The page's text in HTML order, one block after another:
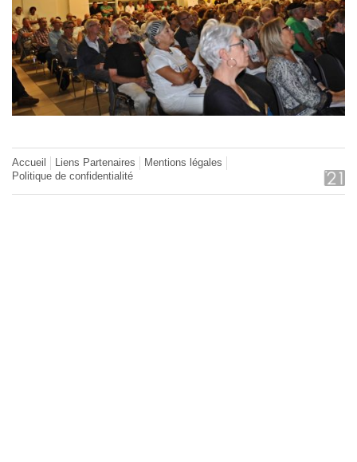
Accueil Liens Partenaires
Mentions légales
Politique de confidentialité